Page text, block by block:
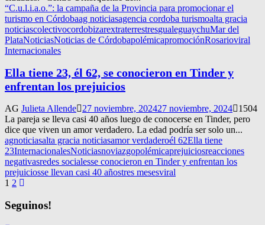
“C.u.l.i.a.o.”: la campaña de la Provincia para promocionar el
turismo en Córdobaag noticiasagencia cordoba turismoalta gracia
noticiascolectivocordobizarextraterrestresgualeguaychuMar del
PlataNoticiasNoticias de CórdobapolémicapromociónRosarioviral
Internacionales
Ella tiene 23, él 62, se conocieron en Tinder y
enfrentan los prejuicios
AG Julieta Allende 27 noviembre, 202427 noviembre, 2024
1504
La pareja se lleva casi 40 años luego de conocerse en Tinder, pero
dice que viven un amor verdadero. La edad podría ser solo un...
agnoticiasalta gracia noticiasamor verdaderoél 62Ella tiene
23InternacionalesNoticiasnoviazgopolémicaprejuiciosreacciones
negativasredes socialesse conocieron en Tinder y enfrentan los
prejuiciosse llevan casi 40 añostres mesesviral
Navegación
de
entradas
1 2
Seguinos!